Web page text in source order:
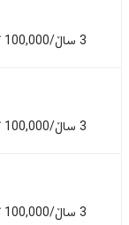
3 ساڵ/100,000 کم
3 ساڵ/100,000 کم
3 ساڵ/100,000 کم